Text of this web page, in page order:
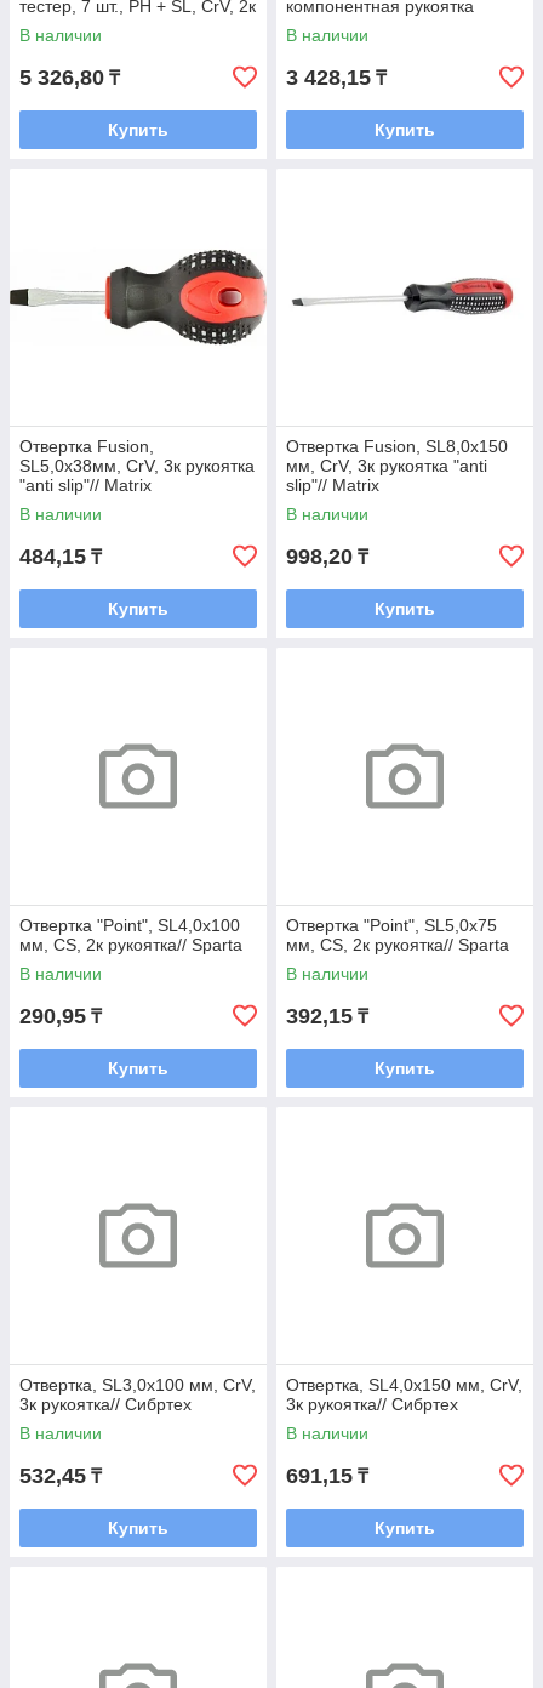
тестер, 7 шт., PH + SL, CrV, 2к
рукоятка // Сибртех
В наличии
5 326,80 ₸
Купить
компонентная рукоятка
antislip, 6 шт.// Matrix
В наличии
3 428,15 ₸
Купить
Отвертка Fusion,
SL5,0х38мм, CrV, 3к рукоятка
"anti slip"// Matrix
В наличии
484,15 ₸
Купить
Отвертка Fusion, SL8,0х150
мм, CrV, 3к рукоятка "anti
slip"// Matrix
В наличии
998,20 ₸
Купить
Отвертка "Point", SL4,0х100
мм, CS, 2к рукоятка// Sparta
В наличии
290,95 ₸
Купить
Отвертка "Point", SL5,0х75
мм, CS, 2к рукоятка// Sparta
В наличии
392,15 ₸
Купить
Отвертка, SL3,0х100 мм, CrV,
3к рукоятка// Сибртех
В наличии
532,45 ₸
Купить
Отвертка, SL4,0х150 мм, CrV,
3к рукоятка// Сибртех
В наличии
691,15 ₸
Купить